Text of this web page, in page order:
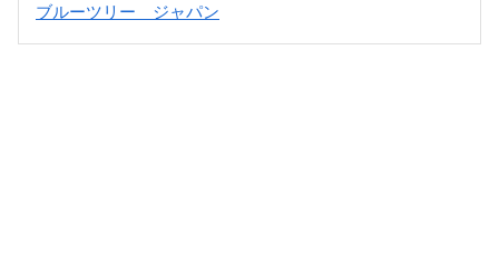
ブルーツリー ジャパン